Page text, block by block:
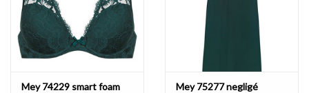
Mey 74229 smart foam
Mey 75277 negligé